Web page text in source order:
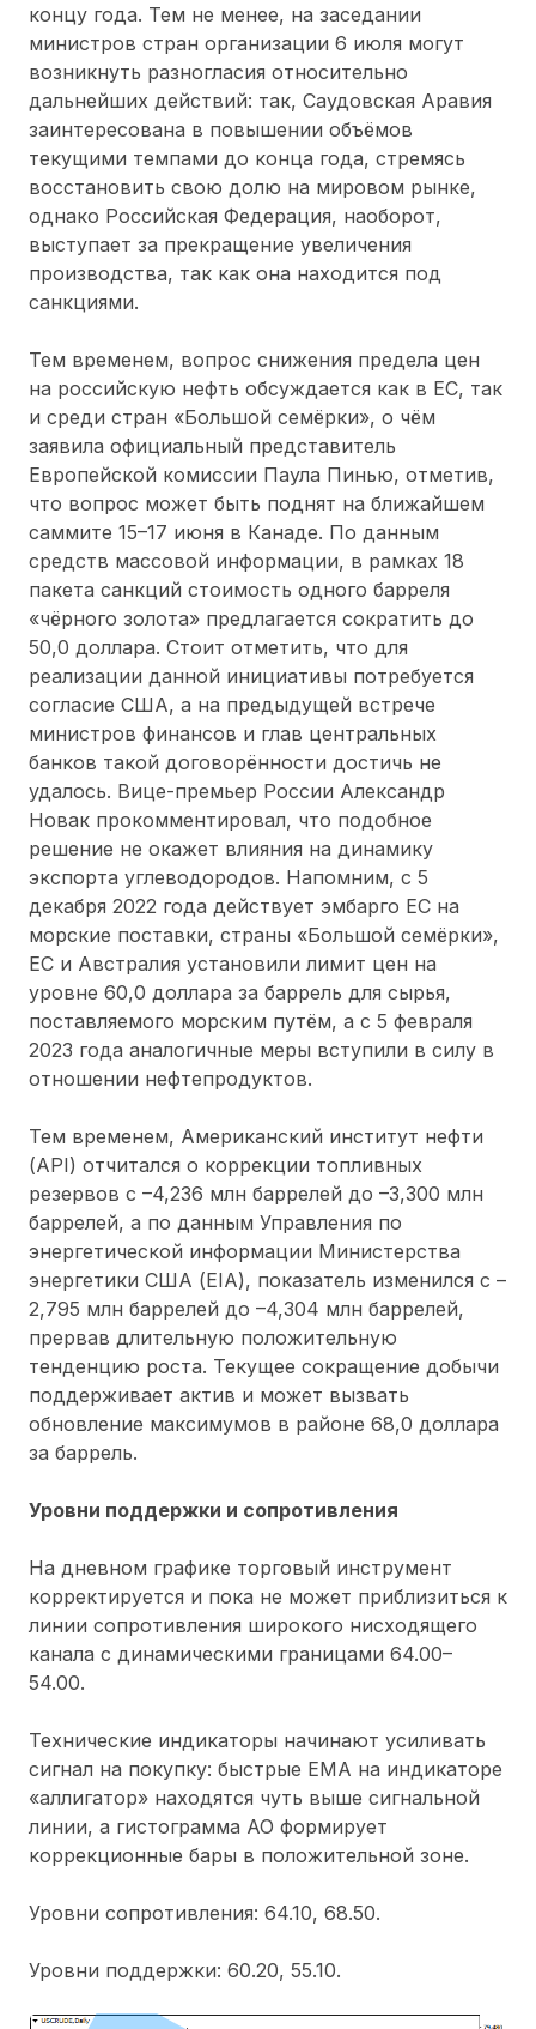
концу года. Тем не менее, на заседании
министров стран организации 6 июля могут
возникнуть разногласия относительно
дальнейших действий: так, Саудовская Аравия
заинтересована в повышении объёмов
текущими темпами до конца года, стремясь
восстановить свою долю на мировом рынке,
однако Российская Федерация, наоборот,
выступает за прекращение увеличения
производства, так как она находится под
санкциями.
Тем временем, вопрос снижения предела цен
на российскую нефть обсуждается как в ЕС, так
и среди стран «Большой семёрки», о чём
заявила официальный представитель
Европейской комиссии Паула Пинью, отметив,
что вопрос может быть поднят на ближайшем
саммите 15–17 июня в Канаде. По данным
средств массовой информации, в рамках 18
пакета санкций стоимость одного барреля
«чёрного золота» предлагается сократить до
50,0 доллара. Стоит отметить, что для
реализации данной инициативы потребуется
согласие США, а на предыдущей встрече
министров финансов и глав центральных
банков такой договорённости достичь не
удалось. Вице-премьер России Александр
Новак прокомментировал, что подобное
решение не окажет влияния на динамику
экспорта углеводородов. Напомним, с 5
декабря 2022 года действует эмбарго ЕС на
морские поставки, страны «Большой семёрки»,
ЕС и Австралия установили лимит цен на
уровне 60,0 доллара за баррель для сырья,
поставляемого морским путём, а с 5 февраля
2023 года аналогичные меры вступили в силу в
отношении нефтепродуктов.
Тем временем, Американский институт нефти
(API) отчитался о коррекции топливных
резервов с –4,236 млн баррелей до –3,300 млн
баррелей, а по данным Управления по
энергетической информации Министерства
энергетики США (EIA), показатель изменился с –
2,795 млн баррелей до –4,304 млн баррелей,
прервав длительную положительную
тенденцию роста. Текущее сокращение добычи
поддерживает актив и может вызвать
обновление максимумов в районе 68,0 доллара
за баррель.
Уровни поддержки и сопротивления
На дневном графике торговый инструмент
корректируется и пока не может приблизиться к
линии сопротивления широкого нисходящего
канала с динамическими границами 64.00–
54.00.
Технические индикаторы начинают усиливать
сигнал на покупку: быстрые ЕМА на индикаторе
«аллигатор» находятся чуть выше сигнальной
линии, а гистограмма АО формирует
коррекционные бары в положительной зоне.
Уровни сопротивления: 64.10, 68.50.
Уровни поддержки: 60.20, 55.10.